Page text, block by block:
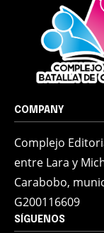
COMPANY
Complejo
entre Lara y
Carabobo,
G200116609
SÍGUENOS